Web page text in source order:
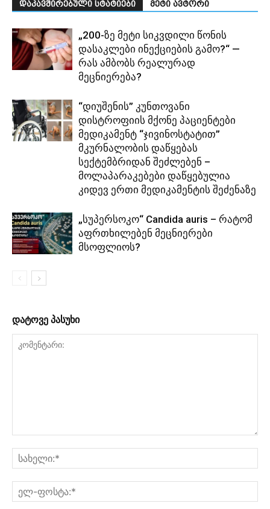
დაკავშირებული სტატიები მეტი ავტორი
„200-ზე მეტი სიკვდილი წონის
დასაკლები ინექციების გამო?“ —
რას ამბობს რეალურად
მეცნიერება?
“დიუშენის” კუნთოვანი
დისტროფიის მქონე პაციენტები
მედიკამენტ “ჯივინოსტატით”
მკურნალობის დაწყებას
სექტემბრიდან შეძლებენ –
მოლაპარაკებები დაწყებულია
კიდევ ერთი მედიკამენტის შეძენაზე
„სუპერსოკო“ Candida auris – რატომ
აფრთხილებენ მეცნიერები
მსოფლიოს?
დატოვე პასუხი